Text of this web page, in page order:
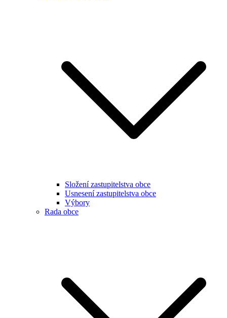
Složení zastupitelstva obce
Usnesení zastupitelstva obce
Výbory
Rada obce